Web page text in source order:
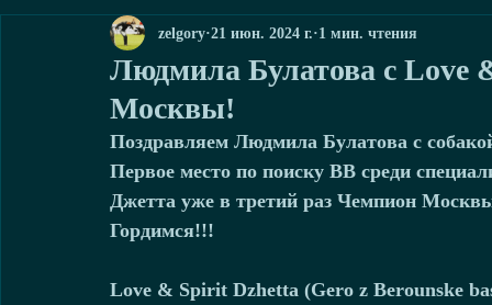
Людмила Булатова с
Москвы!
zelgory 21 июн. 2024 г. 1 мин. чтения
Поздравляем Людмила Булатова с
Первое место по поиску ВВ среди
Джетта уже в третий раз Чемпион
Гордимся!!!
Love & Spirit Dzhetta (Gero z Berounske